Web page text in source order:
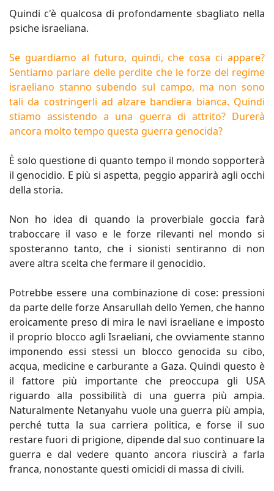
Quindi c'è qualcosa di profondamente sbagliato nella
psiche israeliana.
Se guardiamo al futuro, quindi, che cosa ci appare?
Sentiamo parlare delle perdite che le forze del regime
israeliano stanno subendo sul campo, ma non sono
tali da costringerli ad alzare bandiera bianca. Quindi
stiamo assistendo a una guerra di attrito? Durerà
ancora molto tempo questa guerra genocida?
È solo questione di quanto tempo il mondo sopporterà
il genocidio. E più si aspetta, peggio apparirà agli occhi
della storia.
Non ho idea di quando la proverbiale goccia farà
traboccare il vaso e le forze rilevanti nel mondo si
sposteranno tanto, che i sionisti sentiranno di non
avere altra scelta che fermare il genocidio.
Potrebbe essere una combinazione di cose: pressioni
da parte delle forze Ansarullah dello Yemen, che hanno
eroicamente preso di mira le navi israeliane e imposto
il proprio blocco agli Israeliani, che ovviamente stanno
imponendo essi stessi un blocco genocida su cibo,
acqua, medicine e carburante a Gaza. Quindi questo è
il fattore più importante che preoccupa gli USA
riguardo alla possibilità di una guerra più ampia.
Naturalmente Netanyahu vuole una guerra più ampia,
perché tutta la sua carriera politica, e forse il suo
restare fuori di prigione, dipende dal suo continuare la
guerra e dal vedere quanto ancora riuscirà a farla
franca, nonostante questi omicidi di massa di civili.